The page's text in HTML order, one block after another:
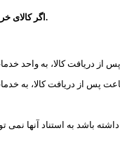
اگر کالای.